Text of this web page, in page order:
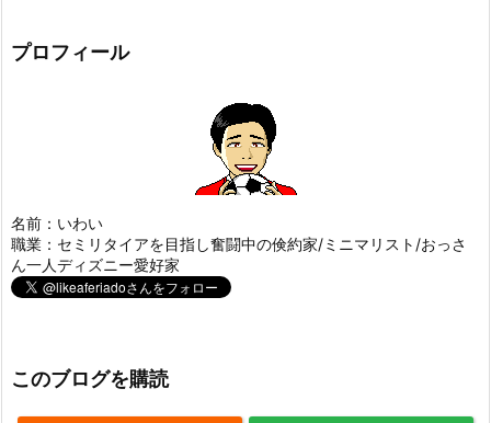
プロフィール
名前：いわい
職業：セミリタイアを目指し奮闘中の倹約家/ミニマリスト/おっさ
ん一人ディズニー愛好家
このブログを購読